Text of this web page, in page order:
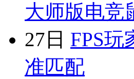
大师版电竞
27日 FPS
准匹配